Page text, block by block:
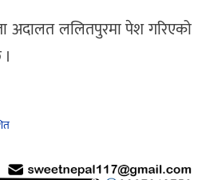
अदालत ललितपुरमा पेश गरिएको